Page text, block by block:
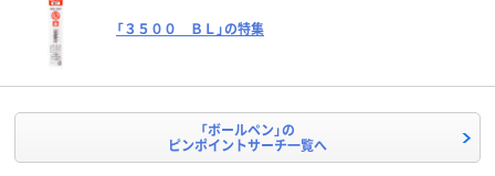
「３５００ ＢＬ」の特集
「ボールペン」の
ピンポイントサーチ一覧へ